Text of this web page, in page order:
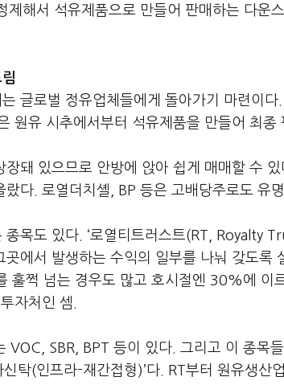
해서 석유제품으로 만들어 판매하는 다운
글로벌 정유업체들에게 돌아가기 마련이
원유 시추에서부터 석유제품을 만들어 최
장돼 있으므로 안방에 앉아 쉽게 매매할 수
다. 로열더치셸, BP 등은 고배당주로도 유
목도 있다. ‘로열티트러스트(RT, Royalty
에서 발생하는 수익의 일부를 나눠 갖도록
훌쩍 넘는 경우도 많고 호시절엔 30%에 이
자처인 셈.
VOC, SBR, BPT 등이 있다. 그리고 이 종목
탁(인프라-재간접형)’다. RT부터 원유생산